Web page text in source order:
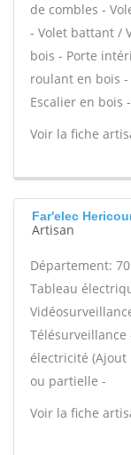
de combles -
- Volet battant /
bois - Porte
roulant en bois
Escalier en bois
Voir la fiche
Far'elec
Artisan
Département: 70
Tableau
électricité
ou partielle -
Voir la fiche